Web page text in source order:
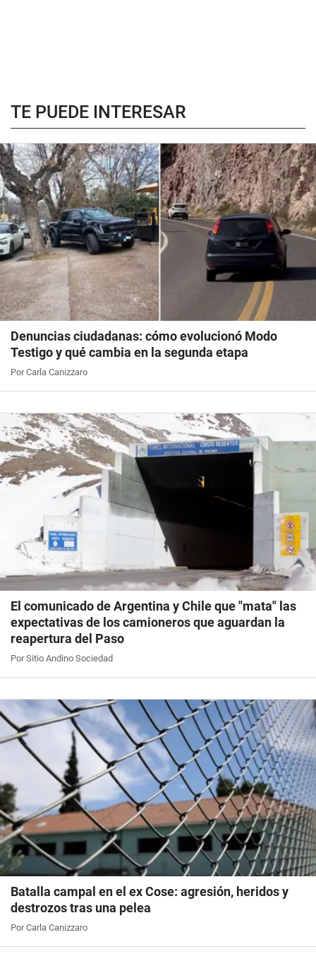
TE PUEDE INTERESAR
Denuncias ciudadanas: cómo evolucionó Modo
Testigo y qué cambia en la segunda etapa
Por Carla Canizzaro
El comunicado de Argentina y Chile que "mata" las
expectativas de los camioneros que aguardan la
reapertura del Paso
Por Sitio Andino Sociedad
Batalla campal en el ex Cose: agresión, heridos y
destrozos tras una pelea
Por Carla Canizzaro